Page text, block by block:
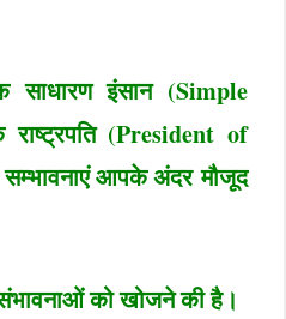
इंसान (Simple
(President of
आपके अंदर मौजूद
को खोजने की है।